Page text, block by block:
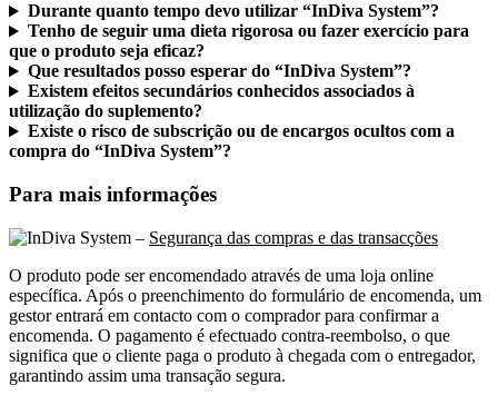
Durante quanto tempo devo utilizar “InDiva System”?
Tenho de seguir uma dieta rigorosa ou fazer exercício para
que o produto seja eficaz?
Que resultados posso esperar do “InDiva System”?
Existem efeitos secundários conhecidos associados à
utilização do suplemento?
Existe o risco de subscrição ou de encargos ocultos com a
compra do “InDiva System”?
Para mais informações
– Segurança das compras e das transacções
O produto pode ser encomendado através de uma loja online
específica. Após o preenchimento do formulário de encomenda, um
gestor entrará em contacto com o comprador para confirmar a
encomenda. O pagamento é efectuado contra-reembolso, o que
significa que o cliente paga o produto à chegada com o entregador,
garantindo assim uma transação segura.